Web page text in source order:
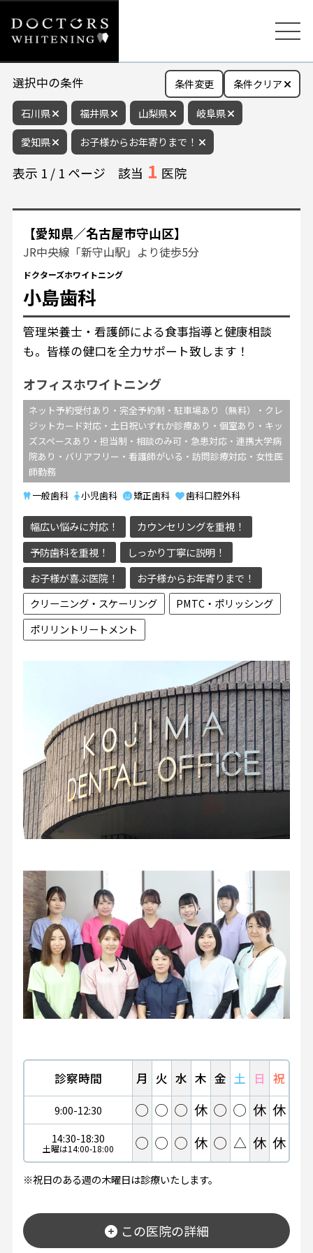
選択中の条件
石川県 福井県 山梨県
岐阜県
愛知県
お子様からお年寄りまで！
条件変更 条件クリア
表示 1 / 1 ページ 該当 1 医院
【愛知県／名古屋市守山区】
JR中央線「新守山駅」より徒歩5分
ドクターズホワイトニング
小島歯科
管理栄養士・看護師による食事指導と健康相談
も。皆様の健口を全力サポート致します！
オフィスホワイトニング
ネット予約受付あり・完全予約制・駐車場あり（無料）・クレ
ジットカード対応・土日祝いずれか診療あり・個室あり・キッ
ズスペースあり・担当制・相談のみ可・急患対応・連携大学病
院あり・バリアフリー・看護師がいる・訪問診療対応・女性医
師勤務
一般歯科
小児歯科 矯正歯科 歯科口腔外科
幅広い悩みに対応！
カウンセリングを重視！
予防歯科を重視！
しっかり丁寧に説明！
お子様が喜ぶ医院！
お子様からお年寄りまで！
クリーニング・スケーリング
PMTC・ポリッシング
ポリリントリートメント
診察時間 月 火 水 木 金 土 日 祝
9:00-12:30 ◯ ◯ ◯ 休 ◯ ◯ 休 休
14:30-18:30
土曜は14:00-18:00 ◯ ◯ ◯ 休 ◯ △ 休 休
※祝日のある週の木曜日は診療いたします。
この医院の詳細